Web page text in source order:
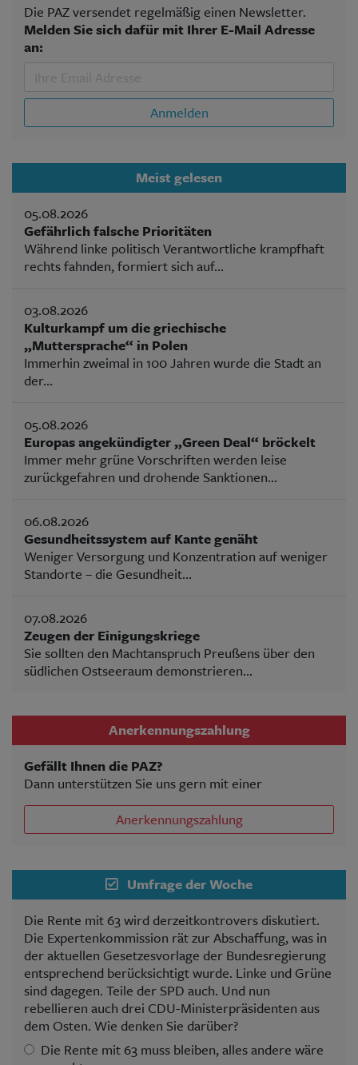
Die PAZ versendet regelmäßig einen Newsletter.
Melden Sie sich dafür mit Ihrer E-Mail Adresse
an:
Anmelden
Meist gelesen
05.08.2026
Gefährlich falsche Prioritäten
Während linke politisch Verantwortliche krampfhaft
rechts fahnden, formiert sich auf...
03.08.2026
Kulturkampf um die griechische
„Muttersprache“ in Polen
Immerhin zweimal in 100 Jahren wurde die Stadt an
der...
05.08.2026
Europas angekündigter „Green Deal“ bröckelt
Immer mehr grüne Vorschriften werden leise
zurückgefahren und drohende Sanktionen...
06.08.2026
Gesundheitssystem auf Kante genäht
Weniger Versorgung und Konzentration auf weniger
Standorte – die Gesundheit...
07.08.2026
Zeugen der Einigungskriege
Sie sollten den Machtanspruch Preußens über den
südlichen Ostseeraum demonstrieren...
Anerkennungszahlung
Gefällt Ihnen die PAZ?
Dann unterstützen Sie uns gern mit einer
Anerkennungszahlung
Umfrage der Woche
Die Rente mit 63 wird derzeitkontrovers diskutiert.
Die Expertenkommission rät zur Abschaffung, was in
der aktuellen Gesetzesvorlage der Bundesregierung
entsprechend berücksichtigt wurde. Linke und Grüne
sind dagegen. Teile der SPD auch. Und nun
rebellieren auch drei CDU-Ministerpräsidenten aus
dem Osten. Wie denken Sie darüber?
Die Rente mit 63 muss bleiben, alles andere wäre